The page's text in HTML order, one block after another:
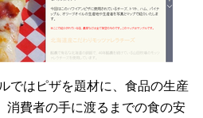
ではピザを題材に、食品の生産
消費者の手に渡るまでの食の安